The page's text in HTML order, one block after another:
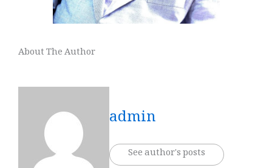
About The Author
admin
See author's posts